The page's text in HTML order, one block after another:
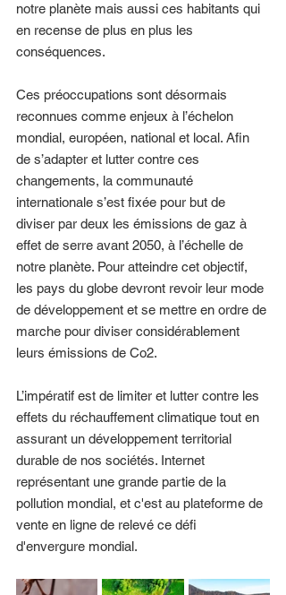
notre planète mais aussi ces habitants qui
en recense de plus en plus les
conséquences.
Ces préoccupations sont désormais
reconnues comme enjeux à l’échelon
mondial, européen, national et local. Afin
de s’adapter et lutter contre ces
changements, la communauté
internationale s’est fixée pour but de
diviser par deux les émissions de gaz à
effet de serre avant 2050, à l’échelle de
notre planète. Pour atteindre cet objectif,
les pays du globe devront revoir leur mode
de développement et se mettre en ordre de
marche pour diviser considérablement
leurs émissions de Co2.
L’impératif est de limiter et lutter contre les
effets du réchauffement climatique tout en
assurant un développement territorial
durable de nos sociétés. Internet
représentant une grande partie de la
pollution mondial, et c'est au plateforme de
vente en ligne de relevé ce défi
d'envergure mondial.